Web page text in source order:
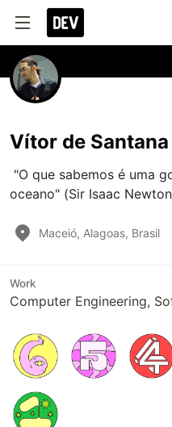
Vítor de
oceano" (Sir Isaac
Maceió, Alagoas, Brasil
Work
Computer Engineering,